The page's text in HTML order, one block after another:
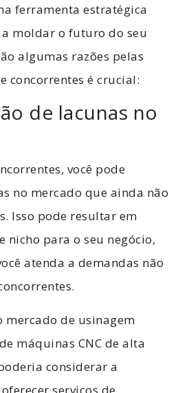
ferramenta estratégica
moldar o futuro do seu
algumas razões pelas
concorrentes é crucial:
de lacunas no
você pode
no mercado que ainda não
Isso pode resultar em
nicho para o seu negócio,
atenda a demandas não
mercado de usinagem
máquinas CNC de alta
considerar a
serviços de